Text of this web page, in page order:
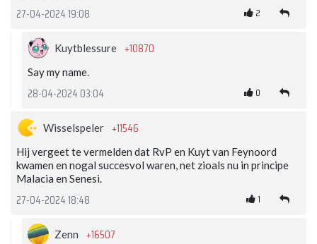
27-04-2024 19:08 2
Kuytblessure +10870
Say my name.
28-04-2024 03:04 0
Wisselspeler +11546
Hij vergeet te vermelden dat RvP en Kuyt van Feynoord
kwamen en nogal succesvol waren, net zioals nu in principe
Malacia en Senesi.
27-04-2024 18:48 1
Zenn +16507